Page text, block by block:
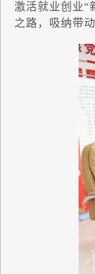
激活就业创业“
之路，吸纳带